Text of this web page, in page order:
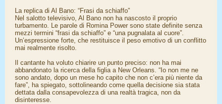
La replica di Al Bano: “Frasi da schiaffo”
Nel salotto televisivo, Al Bano non ha nascosto il proprio
turbamento. Le parole di Romina Power sono state definite senza
mezzi termini “frasi da schiaffo” e “una pugnalata al cuore”.
Un’espressione forte, che restituisce il peso emotivo di un conflitto
mai realmente risolto.
Il cantante ha voluto chiarire un punto preciso: non ha mai
abbandonato la ricerca della figlia a New Orleans. “Io non me ne
sono andato, dopo un mese ho capito che non c’era più niente da
fare”, ha spiegato, sottolineando come quella decisione sia stata
dettata dalla consapevolezza di una realtà tragica, non da
disinteresse.